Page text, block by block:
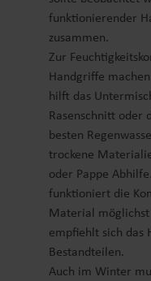
funktionierender
zusammen.
Zur
Handgriffe
hilft das
Rasenschnitt oder
besten
trockene
oder Pappe
funktioniert die
Material
empfiehlt sich das
Bestandteilen.
Auch im Winter